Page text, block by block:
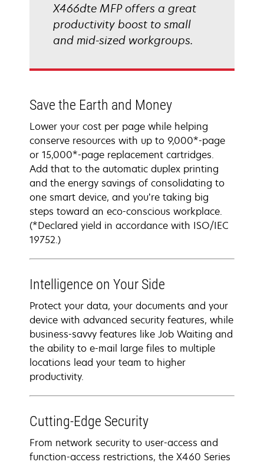
X466dte MFP offers a great
productivity boost to small
and mid-sized workgroups.
Save the Earth and Money
Lower your cost per page while helping
conserve resources with up to 9,000*-page
or 15,000*-page replacement cartridges.
Add that to the automatic duplex printing
and the energy savings of consolidating to
one smart device, and you’re taking big
steps toward an eco-conscious workplace.
(*Declared yield in accordance with ISO/IEC
19752.)
Intelligence on Your Side
Protect your data, your documents and your
device with advanced security features, while
business-savvy features like Job Waiting and
the ability to e-mail large files to multiple
locations lead your team to higher
productivity.
Cutting-Edge Security
From network security to user-access and
function-access restrictions, the X460 Series